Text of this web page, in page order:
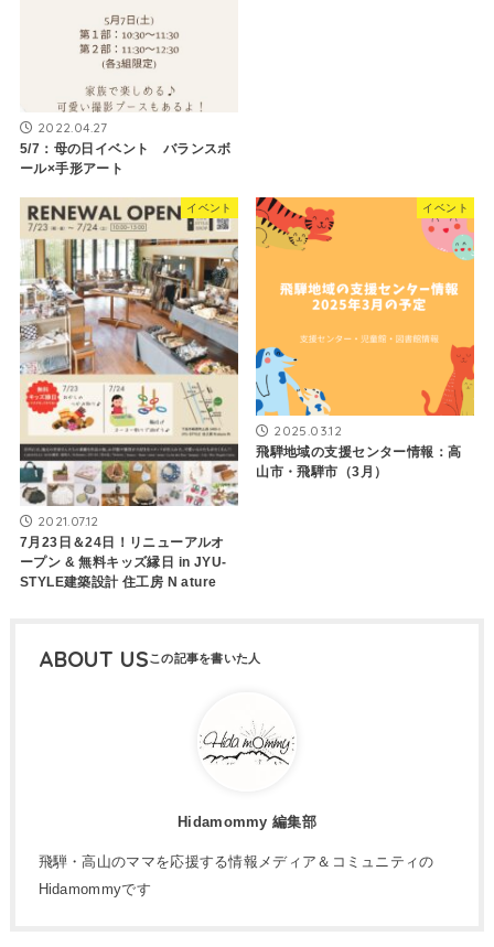
2022.04.27
5/7：母の日イベント バランスボ
ール×手形アート
イベント
2021.07.12
7月23日＆24日！リニューアルオ
ープン & 無料キッズ縁日 in JYU-
STYLE建築設計 住工房 N ature
イベント
2025.03.12
飛騨地域の支援センター情報：高
山市・飛騨市（3月）
ABOUT US
Hidamommy 編集部
飛騨・高山のママを応援する情報メディア＆コミュニティの
Hidamommyです